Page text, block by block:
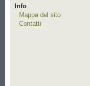
Info
Mappa del sito
Contatti